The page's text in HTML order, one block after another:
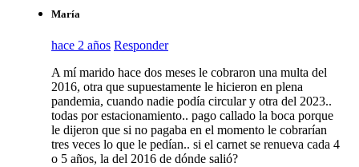
María
hace 2 años Responder
A mí marido hace dos meses le cobraron una multa del
2016, otra que supuestamente le hicieron en plena
pandemia, cuando nadie podía circular y otra del 2023..
todas por estacionamiento.. pago callado la boca porque
le dijeron que si no pagaba en el momento le cobrarían
tres veces lo que le pedían.. si el carnet se renueva cada 4
o 5 años, la del 2016 de dónde salió?